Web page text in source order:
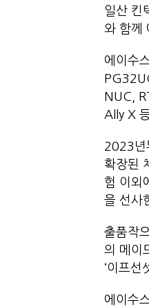
일산 킨
와 함께
에이수
NUC,
Ally X
2023년
확장된
험 이외
을 선사
출품작
의 메이
‘이프선
에이수